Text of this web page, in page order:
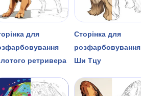
для
ретривера
Сторінка для
розфарбовування
Ши Тцу